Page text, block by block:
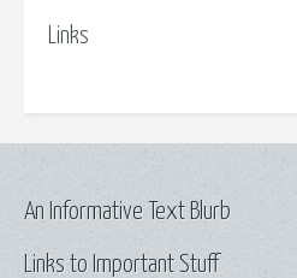
Links
Links to Important Stuff
An Informative Text Blurb